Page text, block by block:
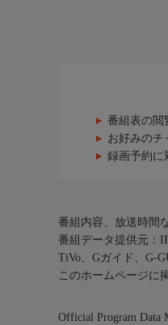
番組表の閲
お好みのチ
録画予約に
番組内容、放送時間
番組データ提供元：
TiVo、Gガイド、G-
このホームページに
Official Program Data